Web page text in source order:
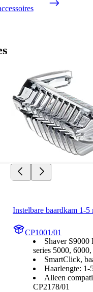
Instelbare baardkam 1-5
CP1001/01
Shaver S9000
series 5000,
SmartClick,
Haarlengte: 1-
Alleen
CP2178/01